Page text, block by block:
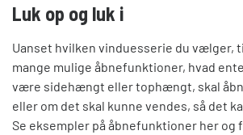
Luk op og luk i
Uanset hvilken vinduesserie du vælger,
mange mulige åbnefunktioner, hvad
være sidehængt eller tophængt, skal
eller om det skal kunne vendes, så det
Se eksempler på åbnefunktioner her og